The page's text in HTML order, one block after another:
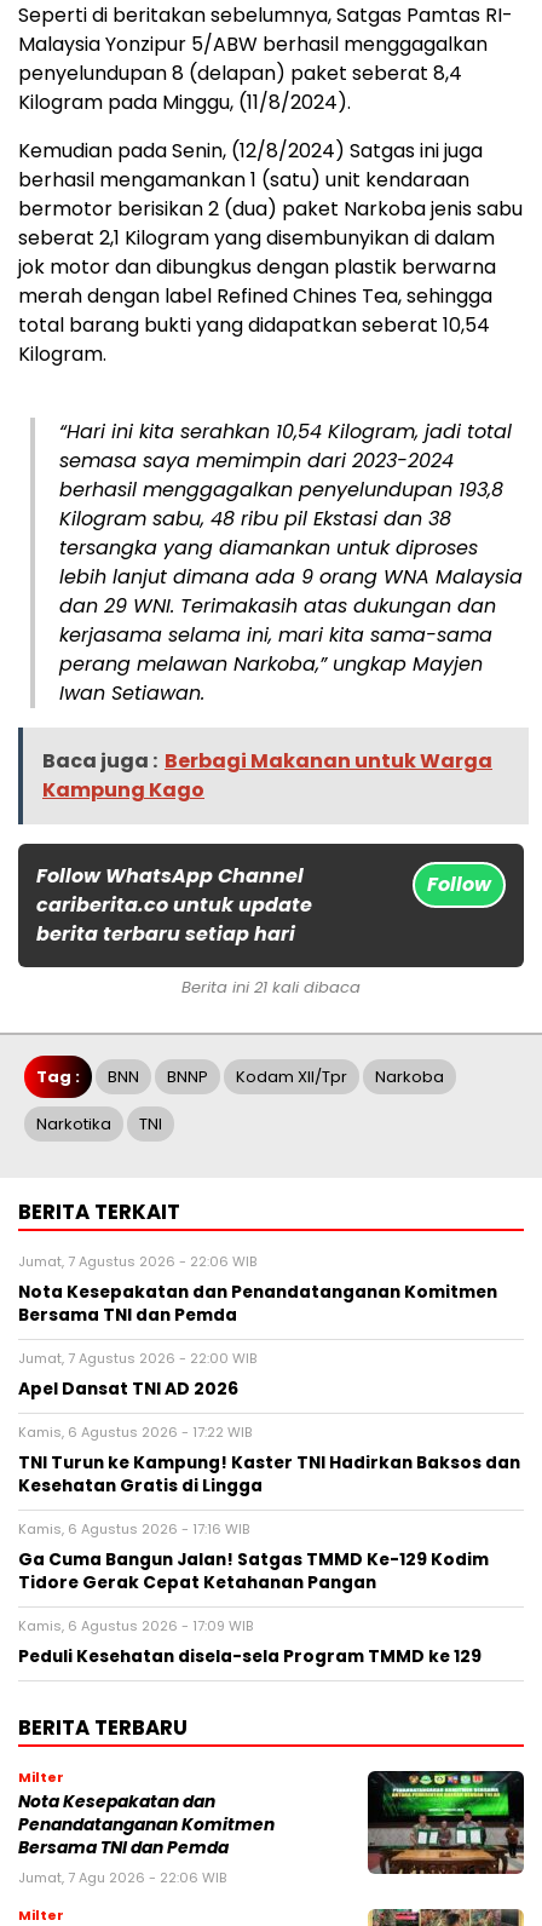
Seperti di beritakan sebelumnya, Satgas Pamtas RI-
Malaysia Yonzipur 5/ABW berhasil menggagalkan
penyelundupan 8 (delapan) paket seberat 8,4
Kilogram pada Minggu, (11/8/2024).
Kemudian pada Senin, (12/8/2024) Satgas ini juga
berhasil mengamankan 1 (satu) unit kendaraan
bermotor berisikan 2 (dua) paket Narkoba jenis sabu
seberat 2,1 Kilogram yang disembunyikan di dalam
jok motor dan dibungkus dengan plastik berwarna
merah dengan label Refined Chines Tea, sehingga
total barang bukti yang didapatkan seberat 10,54
Kilogram.
“Hari ini kita serahkan 10,54 Kilogram, jadi total
semasa saya memimpin dari 2023-2024
berhasil menggagalkan penyelundupan 193,8
Kilogram sabu, 48 ribu pil Ekstasi dan 38
tersangka yang diamankan untuk diproses
lebih lanjut dimana ada 9 orang WNA Malaysia
dan 29 WNI. Terimakasih atas dukungan dan
kerjasama selama ini, mari kita sama-sama
perang melawan Narkoba,” ungkap Mayjen
Iwan Setiawan.
Baca juga : Berbagi Makanan untuk Warga
Kampung Kago
Follow WhatsApp Channel
cariberita.co untuk update
berita terbaru setiap hari
Follow
Berita ini 21 kali dibaca
Tag : BNN BNNP Kodam XII/Tpr Narkoba
Narkotika TNI
BERITA TERKAIT
Jumat, 7 Agustus 2026 - 22:06 WIB
Nota Kesepakatan dan Penandatanganan Komitmen
Bersama TNI dan Pemda
Jumat, 7 Agustus 2026 - 22:00 WIB
Apel Dansat TNI AD 2026
Kamis, 6 Agustus 2026 - 17:22 WIB
TNI Turun ke Kampung! Kaster TNI Hadirkan Baksos dan
Kesehatan Gratis di Lingga
Kamis, 6 Agustus 2026 - 17:16 WIB
Ga Cuma Bangun Jalan! Satgas TMMD Ke-129 Kodim
Tidore Gerak Cepat Ketahanan Pangan
Kamis, 6 Agustus 2026 - 17:09 WIB
Peduli Kesehatan disela-sela Program TMMD ke 129
BERITA TERBARU
Milter
Nota Kesepakatan dan
Penandatanganan Komitmen
Bersama TNI dan Pemda
Jumat, 7 Agu 2026 - 22:06 WIB
Milter